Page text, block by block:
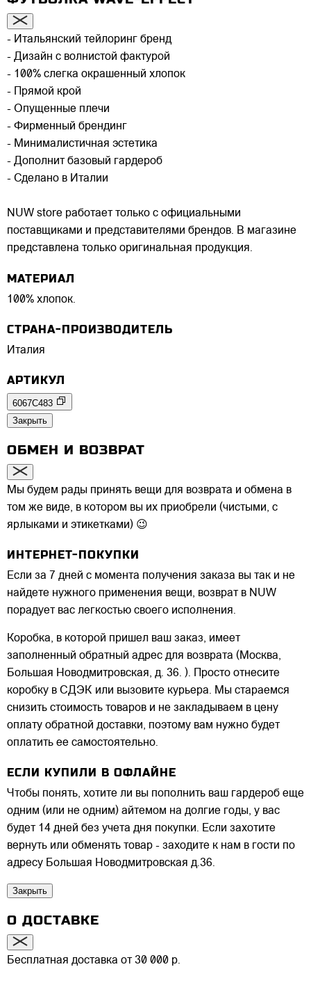
- Итальянский тейлоринг бренд
- Дизайн с волнистой фактурой
- 100% слегка окрашенный хлопок
- Прямой крой
- Опущенные плечи
- Фирменный брендинг
- Минималистичная эстетика
- Дополнит базовый гардероб
- Сделано в Италии
NUW store работает только с официальными
поставщиками и представителями брендов. В магазине
представлена только оригинальная продукция.
МАТЕРИАЛ
100% хлопок.
СТРАНА-ПРОИЗВОДИТЕЛЬ
Италия
АРТИКУЛ
6067C483
Закрыть
ОБМЕН И ВОЗВРАТ
Мы будем рады принять вещи для возврата и обмена в
том же виде, в котором вы их приобрели (чистыми, с
ярлыками и этикетками) 😉
ИНТЕРНЕТ-ПОКУПКИ
Если за 7 дней с момента получения заказа вы так и не
найдете нужного применения вещи, возврат в NUW
порадует вас легкостью своего исполнения.
Коробка, в которой пришел ваш заказ, имеет
заполненный обратный адрес для возврата (Москва,
Большая Новодмитровская, д. 36. ). Просто отнесите
коробку в СДЭК или вызовите курьера. Мы стараемся
снизить стоимость товаров и не закладываем в цену
оплату обратной доставки, поэтому вам нужно будет
оплатить ее самостоятельно.
ЕСЛИ КУПИЛИ В ОФЛАЙНЕ
Чтобы понять, хотите ли вы пополнить ваш гардероб еще
одним (или не одним) айтемом на долгие годы, у вас
будет 14 дней без учета дня покупки. Если захотите
вернуть или обменять товар - заходите к нам в гости по
адресу Большая Новодмитровская д.36.
Закрыть
О ДОСТАВКЕ
Бесплатная доставка от 30 000 р.